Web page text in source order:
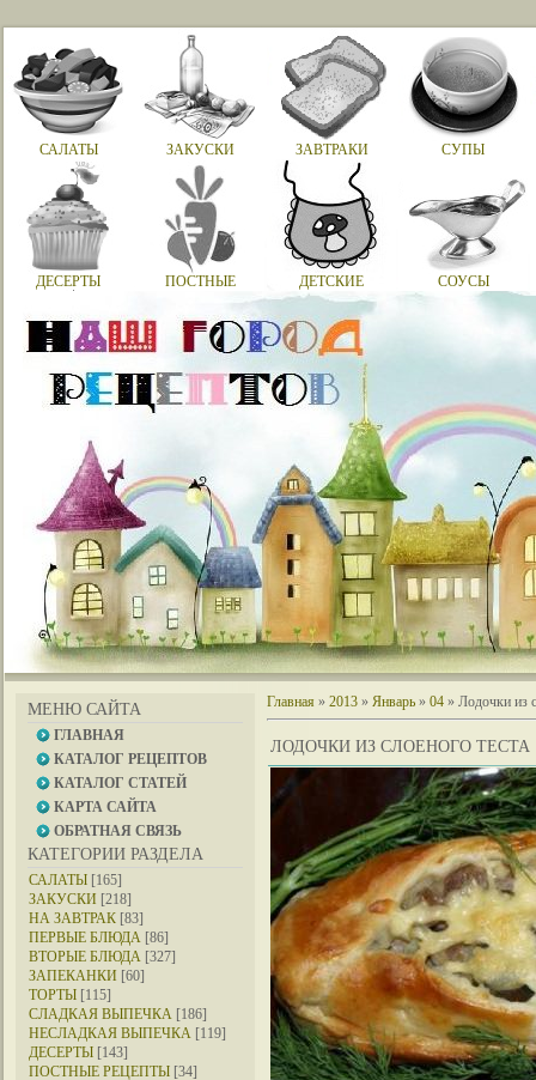
САЛАТЫ ЗАКУСКИ ЗАВТРАКИ СУПЫ
ДЕСЕРТЫ ПОСТНЫЕ ДЕТСКИЕ СОУСЫ
МЕНЮ САЙТА
ГЛАВНАЯ
КАТАЛОГ РЕЦЕПТОВ
КАТАЛОГ СТАТЕЙ
КАРТА САЙТА
ОБРАТНАЯ СВЯЗЬ
КАТЕГОРИИ РАЗДЕЛА
САЛАТЫ [165]
ЗАКУСКИ [218]
НА ЗАВТРАК [83]
ПЕРВЫЕ БЛЮДА [86]
ВТОРЫЕ БЛЮДА [327]
ЗАПЕКАНКИ [60]
ТОРТЫ [115]
СЛАДКАЯ ВЫПЕЧКА [186]
НЕСЛАДКАЯ ВЫПЕЧКА [119]
ДЕСЕРТЫ [143]
ПОСТНЫЕ РЕЦЕПТЫ [34]
Главная » 2013 » Январь » 04 » Лодочки из
ЛОДОЧКИ ИЗ СЛОЕНОГО ТЕСТА